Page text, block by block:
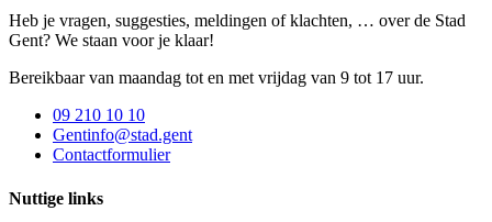
Heb je vragen, suggesties, meldingen of klachten, … over de Stad
Gent? We staan voor je klaar!
Bereikbaar van maandag tot en met vrijdag van 9 tot 17 uur.
09 210 10 10
Gentinfo@stad.gent
Contactformulier
Nuttige links